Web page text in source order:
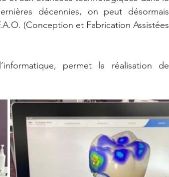
décennies, on peut désormais
(Conception et Fabrication Assistées
permet la réalisation de